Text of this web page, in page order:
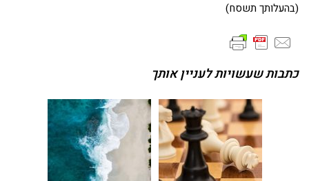
(בהעלותך תשסח)
כתבות שעשויות לעניין אותך